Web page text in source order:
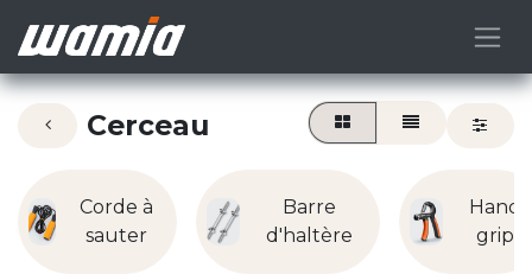
Cerceau
Corde à
sauter
Barre
d'haltère
Hand
grip